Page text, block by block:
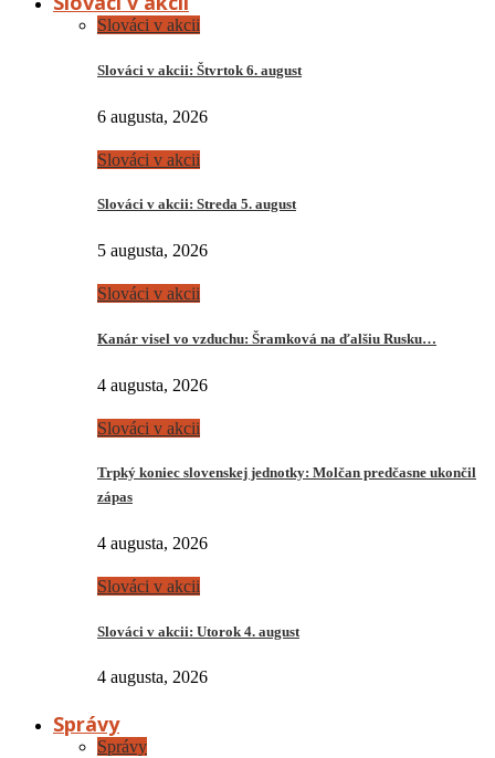
Slováci v akcii
Slováci v akcii: Štvrtok 6. august
6 augusta, 2026
Slováci v akcii
Slováci v akcii: Streda 5. august
5 augusta, 2026
Slováci v akcii
Kanár visel vo vzduchu: Šramková na ďalšiu Rusku…
4 augusta, 2026
Slováci v akcii
Trpký koniec slovenskej jednotky: Molčan predčasne ukončil
zápas
4 augusta, 2026
Slováci v akcii
Slováci v akcii: Utorok 4. august
4 augusta, 2026
Správy
Správy